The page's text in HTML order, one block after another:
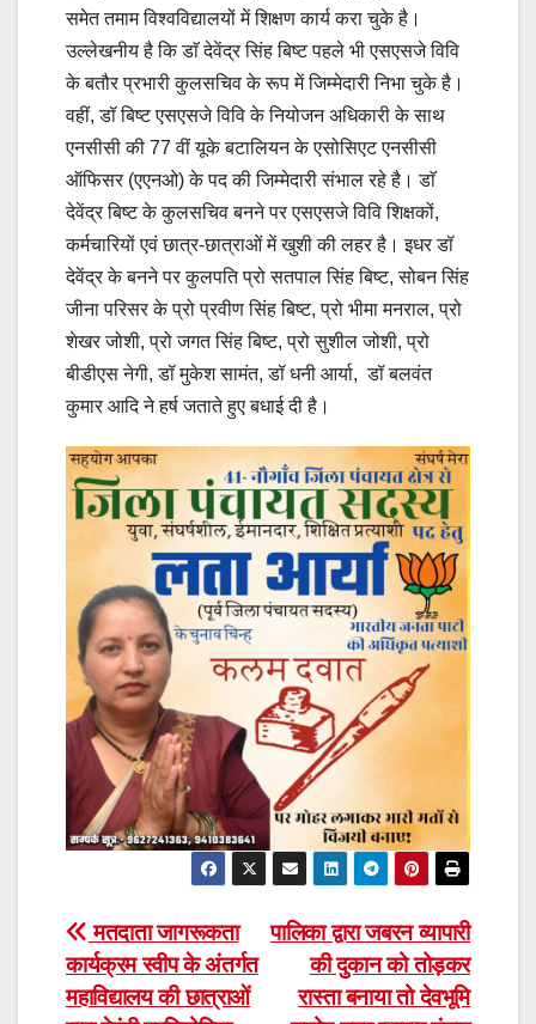
समेत तमाम विश्वविद्यालयों में शिक्षण कार्य करा चुके है।
उल्लेखनीय है कि डाॅ देवेंद्र सिंह बिष्ट पहले भी एसएसजे विवि
के बतौर प्रभारी कुलसचिव के रूप में जिम्मेदारी निभा चुके है।
वहीं, डॉ बिष्ट एसएसजे विवि के नियोजन अधिकारी के साथ
एनसीसी की 77 वीं यूके बटालियन के एसोसिएट एनसीसी
ऑफिसर (एएनओ) के पद की जिम्मेदारी संभाल रहे है। डाॅ
देवेंद्र बिष्ट के कुलसचिव बनने पर एसएसजे विवि शिक्षकों,
कर्मचारियों एवं छात्र-छात्राओं में खुशी की लहर है। इधर डॉ
देवेंद्र के बनने पर कुलपति प्रो सतपाल सिंह बिष्ट, सोबन सिंह
जीना परिसर के प्रो प्रवीण सिंह बिष्ट, प्रो भीमा मनराल, प्रो
शेखर जोशी, प्रो जगत सिंह बिष्ट, प्रो सुशील जोशी, प्रो
बीडीएस नेगी, डॉ मुकेश सामंत, डॉ धनी आर्या, डॉ बलवंत
कुमार आदि ने हर्ष जताते हुए बधाई दी है।
Post
navigation
पालिका द्वारा जबरन व्यापारी
की दुकान को तोड़कर
रास्ता बनाया तो देवभूमि
मतदाता जागरूकता
कार्यक्रम स्वीप के अंतर्गत
महाविद्यालय की छात्राओं